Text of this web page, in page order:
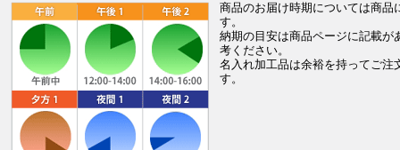
商品のお届け時期については商品
す。
納期の目安は商品ページに記載が
考ください。
名入れ加工品は余裕を持ってご注
す。